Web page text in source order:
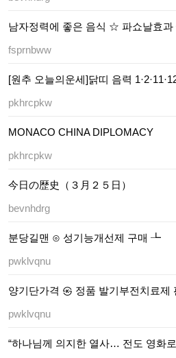
남자정력에 좋은 음식 ☆ 파쇼날효
fsprnbww
[원추 오늘의운세]닭띠 음력
pkhrcpkw
MONACO CHINA DIPLOMACY
pkhrcpkw
今日の歴史（３月２５日）
bevnhdrg
분당길맨 ⊙ 성기능개선제 구매 ┺
pwklvqnu
양기단가격 ㉿ 정품 발기부전치료제
pwklvqnu
“하나님께 의지한 열사… 전도 영화